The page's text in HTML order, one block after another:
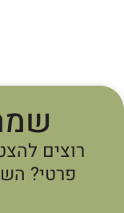
רוצים
פרטי?